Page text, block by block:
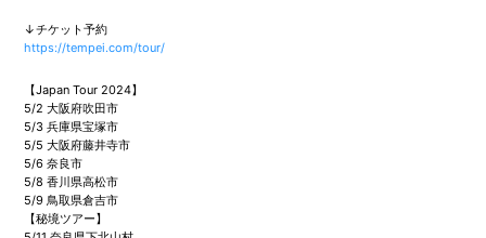
↓チケット予約
https://tempei.com/tour/
【Japan Tour 2024】
5/2 大阪府吹田市
5/3 兵庫県宝塚市
5/5 大阪府藤井寺市
5/6 奈良市
5/8 香川県高松市
5/9 鳥取県倉吉市
【秘境ツアー】